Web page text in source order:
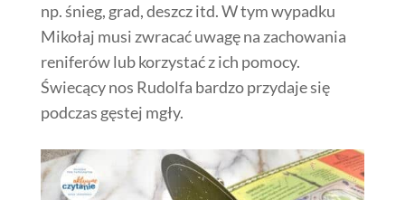
np. śnieg, grad, deszcz itd. W tym wypadku
Mikołaj musi zwracać uwagę na zachowania
reniferów lub korzystać z ich pomocy.
Świecący nos Rudolfa bardzo przydaje się
podczas gęstej mgły.